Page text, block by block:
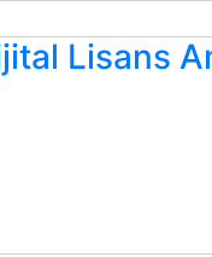
Lisans